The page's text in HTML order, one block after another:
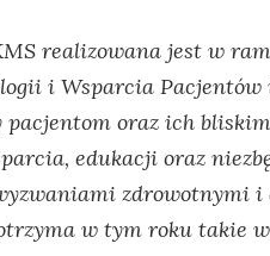
realizowana jest w
i Wsparcia
pacjentom oraz ich
edukacji oraz
zdrowotnymi i
w tym roku takie